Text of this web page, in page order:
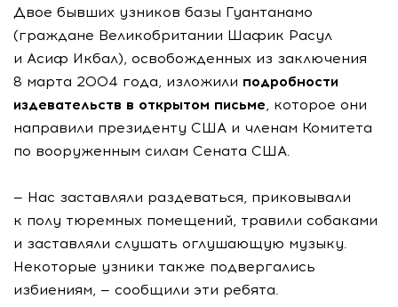
Двое бывших узников базы Гуантанамо
(граждане Великобритании Шафик Расул
и Асиф Икбал), освобожденных из заключения
8 марта 2004 года, изложили подробности
издевательств в открытом письме, которое они
направили президенту США и членам Комитета
по вооруженным силам Сената США.
— Нас заставляли раздеваться, приковывали
к полу тюремных помещений, травили собаками
и заставляли слушать оглушающую музыку.
Некоторые узники также подвергались
избиениям, — сообщили эти ребята.